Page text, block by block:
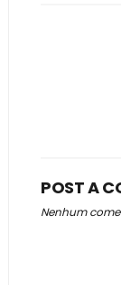
POST A
Nenhum